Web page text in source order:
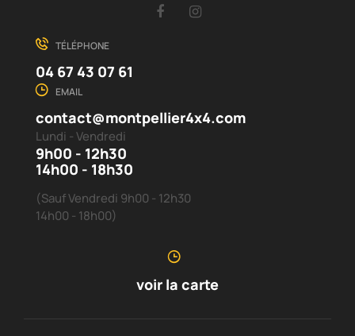
Facebook
TÉLÉPHONE
04 67 43 07 61
EMAIL
contact@montpellier4x4.com
Lundi - Vendredi
9h00 - 12h30
14h00 - 18h30
(Sauf Vendredi 9h00 - 12h30
14h00 - 18h00)
voir la carte